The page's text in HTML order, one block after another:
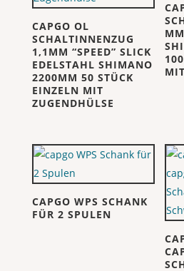
CAPGO OL
SCHALTINNENZUG
1,1MM “SPEED” SLICK
EDELSTAHL SHIMANO
2200MM 50 STÜCK
EINZELN MIT
ZUGENDHÜLSE
CAPGO WPS SCHANK
FÜR 2 SPULEN